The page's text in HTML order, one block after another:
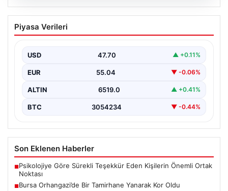
Bursa Orhangazi’de Bir Tamirhane
Yanarak Kor Oldu
geldi ve bölgedeki birçok noktadan görülebilen
yüksek…
Piyasa Verileri
USD 47.70 ▲ +0.11%
EUR 55.04 ▼ -0.06%
ALTIN 6519.0 ▲ +0.41%
BTC 3054234 ▼ -0.44%
Son Eklenen Haberler
■Psikolojiye Göre Sürekli Teşekkür Eden Kişilerin Önemli Ortak
Noktası
■Bursa Orhangazi’de Bir Tamirhane Yanarak Kor Oldu